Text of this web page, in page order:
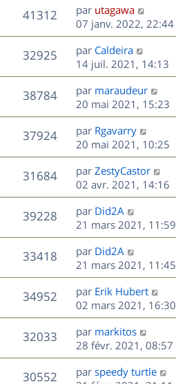
g
e
s
s
a
g
e
s
r
m
e
s
s
a
g
e
e
n
i
e
r
m
e
s
s
a
g
e
41312V
u
D
e
r
n
i
e
r
m
e
s
s
a
g
e
par utagawa
07 janv. 2022, 22:44
32925V
u
D
e
r
n
i
e
r
m
e
s
s
a
g
e
par Caldeira
14 juil. 2021, 14:13
38784V
u
D
e
r
n
i
e
r
m
e
s
s
a
g
e
par maraudeur
20 mai 2021, 15:23
37924V
u
s
D
e
r
n
i
e
r
m
e
s
s
a
g
e
par Rgavarry
20 mai 2021, 10:25
31684V
u
e
s
D
e
r
n
i
e
r
m
e
s
s
a
g
e
par ZestyCastor
02 avr. 2021, 14:16
39228V
u
e
s
D
e
r
n
i
e
r
m
e
s
s
a
g
par Did2A
21 mars 2021, 11:59
33418V
u
e
s
D
e
r
n
i
e
r
m
e
s
par Did2A
21 mars 2021, 11:45
34952V
u
e
s
D
e
r
n
i
e
r
par Erik Hubert
02 mars 2021, 16:30
32033V
u
D
e
r
n
par markitos
28 févr. 2021, 08:57
30552V
D
par speedy turtle